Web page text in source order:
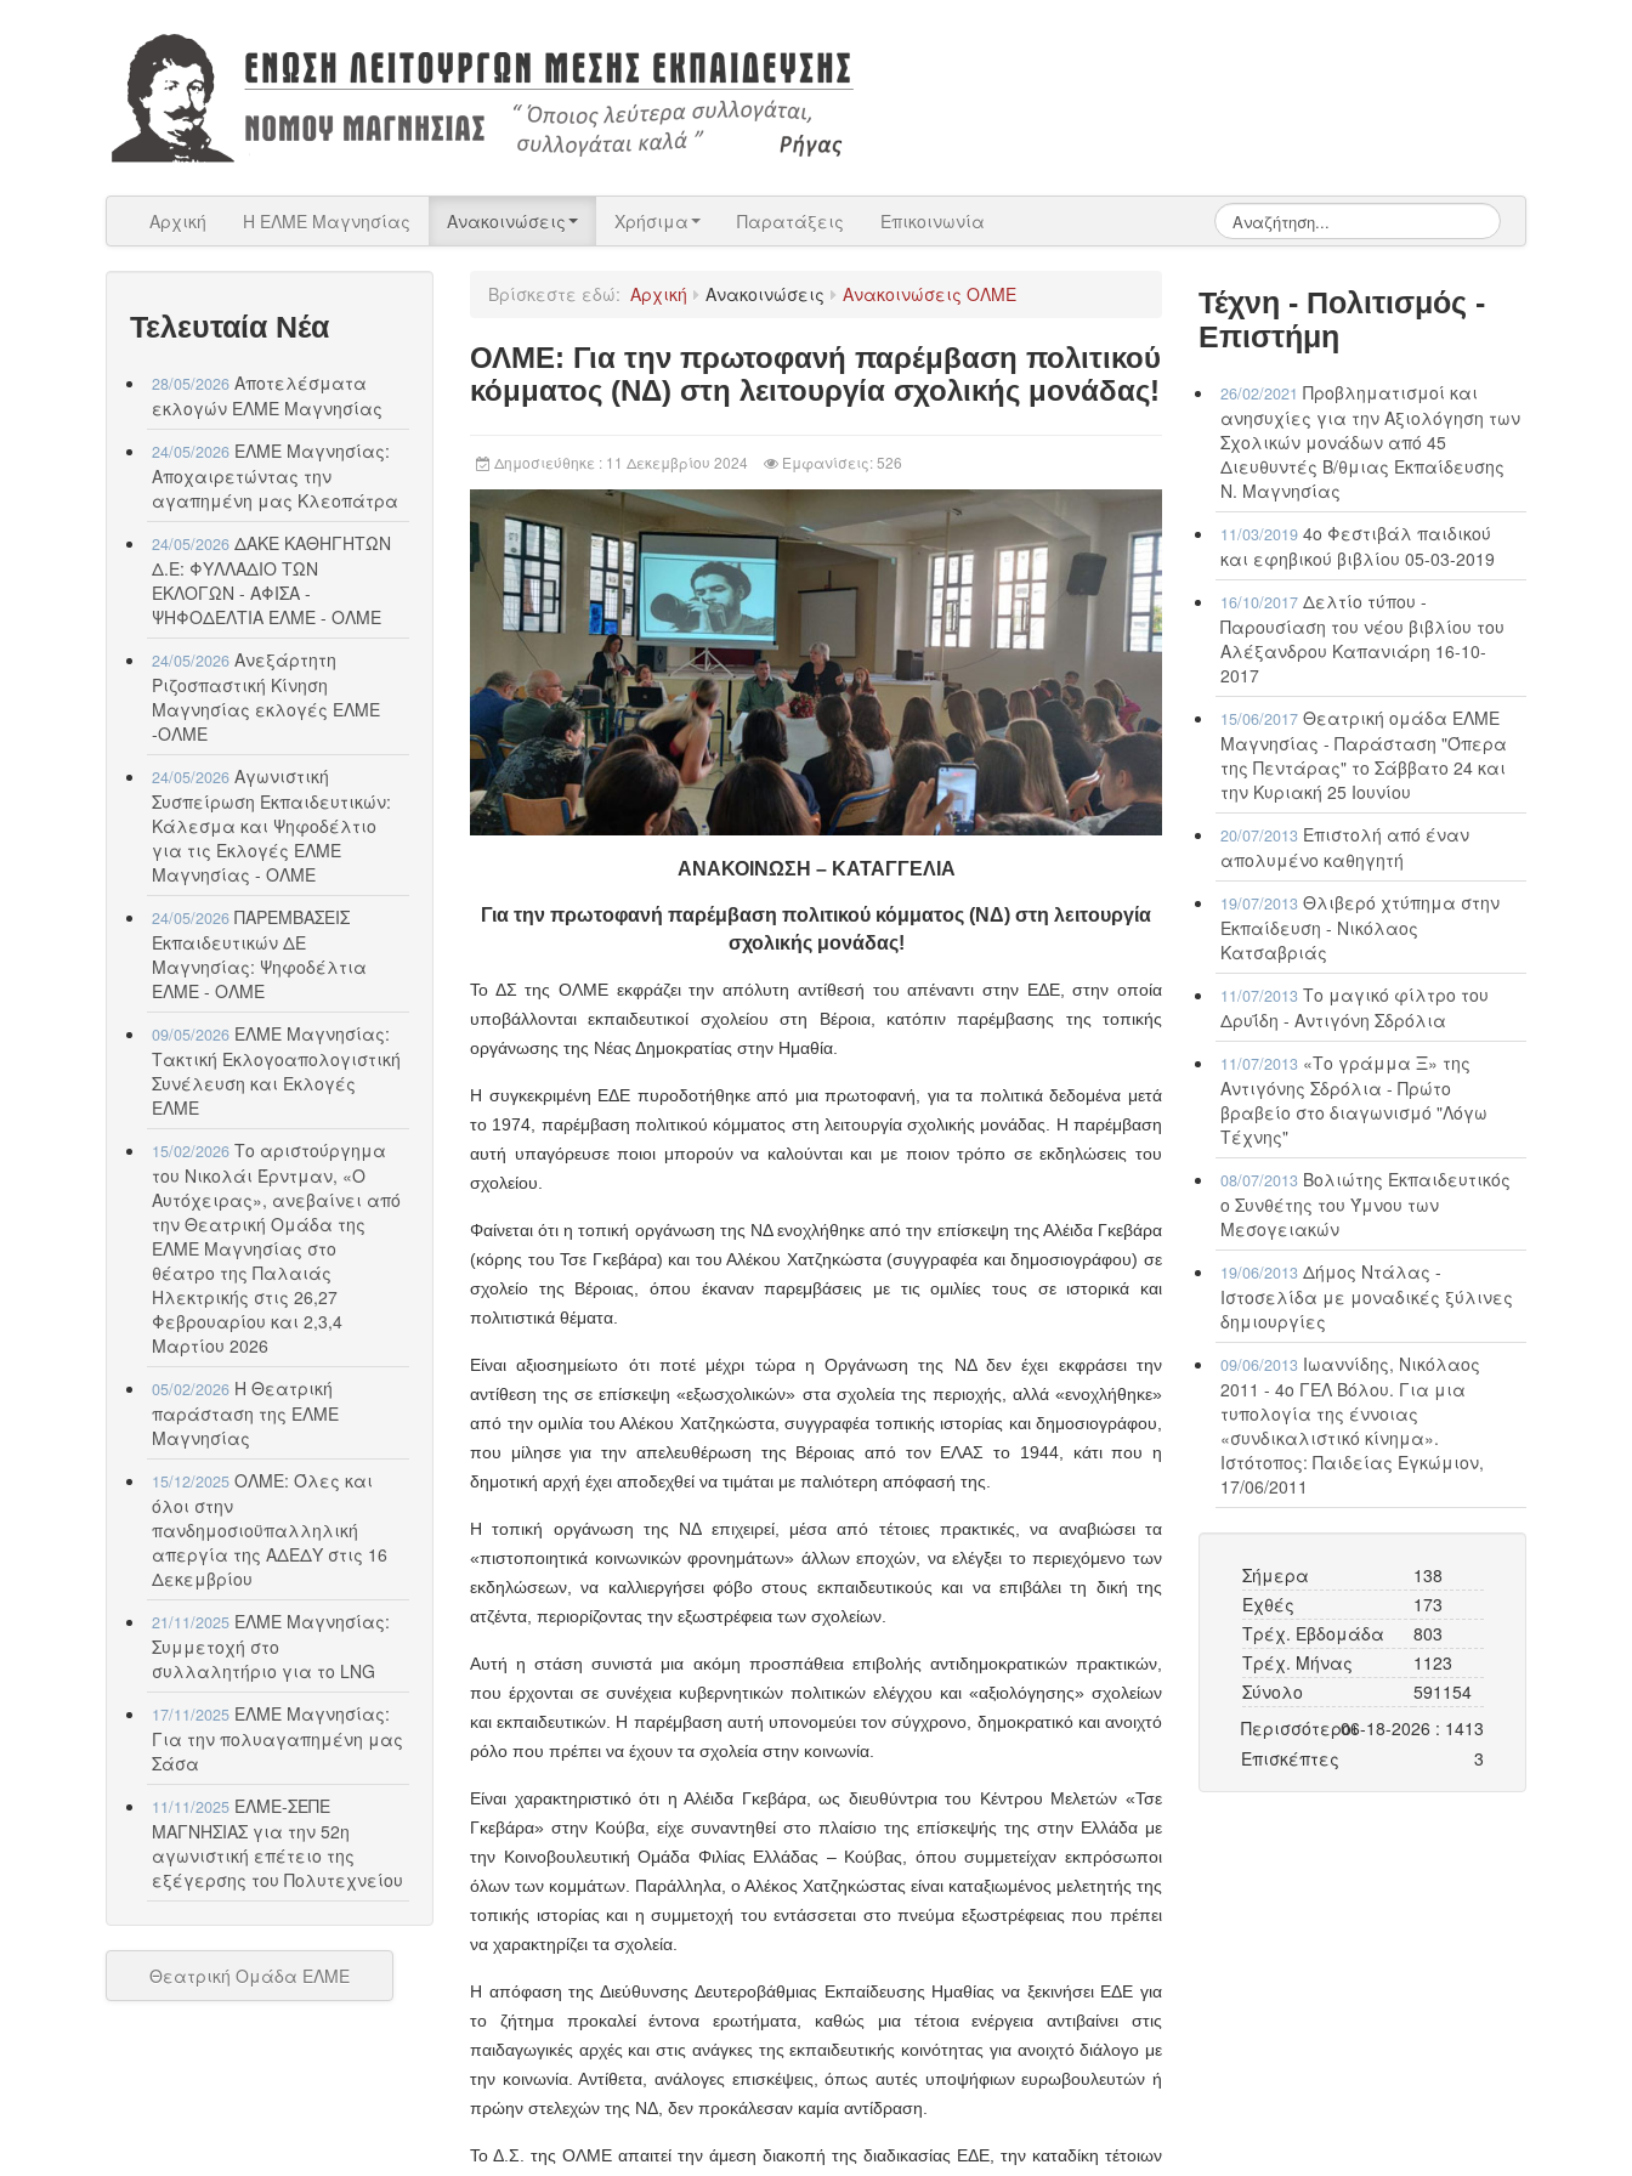
Αρχική Η ΕΛΜΕ Μαγνησίας Ανακοινώσεις Χρήσιμα Παρατάξεις Επικοινωνία
Τελευταία Νέα
28/05/2026 Αποτελέσματα
εκλογών ΕΛΜΕ Μαγνησίας
24/05/2026 ΕΛΜΕ Μαγνησίας:
Αποχαιρετώντας την
αγαπημένη μας Κλεοπάτρα
24/05/2026 ΔΑΚΕ ΚΑΘΗΓΗΤΩΝ
Δ.Ε: ΦΥΛΛΑΔΙΟ ΤΩΝ
ΕΚΛΟΓΩΝ - ΑΦΙΣΑ -
ΨΗΦΟΔΕΛΤΙΑ ΕΛΜΕ - ΟΛΜΕ
24/05/2026 Ανεξάρτητη
Ριζοσπαστική Κίνηση
Μαγνησίας εκλογές ΕΛΜΕ
-ΟΛΜΕ
24/05/2026 Αγωνιστική
Συσπείρωση Εκπαιδευτικών:
Κάλεσμα και Ψηφοδέλτιο
για τις Εκλογές ΕΛΜΕ
Μαγνησίας - ΟΛΜΕ
24/05/2026 ΠΑΡΕΜΒΑΣΕΙΣ
Εκπαιδευτικών ΔΕ
Μαγνησίας: Ψηφοδέλτια
ΕΛΜΕ - ΟΛΜΕ
09/05/2026 ΕΛΜΕ Μαγνησίας:
Τακτική Εκλογοαπολογιστική
Συνέλευση και Εκλογές
ΕΛΜΕ
15/02/2026 Το αριστούργημα
του Νικολάι Έρντμαν, «Ο
Αυτόχειρας», ανεβαίνει από
την Θεατρική Ομάδα της
ΕΛΜΕ Μαγνησίας στο
θέατρο της Παλαιάς
Ηλεκτρικής στις 26,27
Φεβρουαρίου και 2,3,4
Μαρτίου 2026
05/02/2026 Η Θεατρική
παράσταση της ΕΛΜΕ
Μαγνησίας
15/12/2025 ΟΛΜΕ: Όλες και
όλοι στην
πανδημοσιοϋπαλληλική
απεργία της ΑΔΕΔΥ στις 16
Δεκεμβρίου
21/11/2025 ΕΛΜΕ Μαγνησίας:
Συμμετοχή στο
συλλαλητήριο για το LNG
17/11/2025 ΕΛΜΕ Μαγνησίας:
Για την πολυαγαπημένη μας
Σάσα
11/11/2025 ΕΛΜΕ-ΣΕΠΕ
ΜΑΓΝΗΣΙΑΣ για την 52η
αγωνιστική επέτειο της
εξέγερσης του Πολυτεχνείου
Θεατρική Ομάδα ΕΛΜΕ
Βρίσκεστε εδώ: Αρχική Ανακοινώσεις Ανακοινώσεις ΟΛΜΕ
ΟΛΜΕ: Για την πρωτοφανή παρέμβαση πολιτικού
κόμματος (ΝΔ) στη λειτουργία σχολικής μονάδας!
Δημοσιεύθηκε : 11 Δεκεμβρίου 2024 Εμφανίσεις: 526
ΑΝΑΚΟΙΝΩΣΗ – ΚΑΤΑΓΓΕΛΙΑ
Για την πρωτοφανή παρέμβαση πολιτικού κόμματος (ΝΔ) στη λειτουργία
σχολικής μονάδας!
Το ΔΣ της ΟΛΜΕ εκφράζει την απόλυτη αντίθεσή του απέναντι στην ΕΔΕ, στην οποία
υποβάλλονται εκπαιδευτικοί σχολείου στη Βέροια, κατόπιν παρέμβασης της τοπικής
οργάνωσης της Νέας Δημοκρατίας στην Ημαθία.
Η συγκεκριμένη ΕΔΕ πυροδοτήθηκε από μια πρωτοφανή, για τα πολιτικά δεδομένα μετά
το 1974, παρέμβαση πολιτικού κόμματος στη λειτουργία σχολικής μονάδας. Η παρέμβαση
αυτή υπαγόρευσε ποιοι μπορούν να καλούνται και με ποιον τρόπο σε εκδηλώσεις του
σχολείου.
Φαίνεται ότι η τοπική οργάνωση της ΝΔ ενοχλήθηκε από την επίσκεψη της Αλέιδα Γκεβάρα
(κόρης του Τσε Γκεβάρα) και του Αλέκου Χατζηκώστα (συγγραφέα και δημοσιογράφου) σε
σχολείο της Βέροιας, όπου έκαναν παρεμβάσεις με τις ομιλίες τους σε ιστορικά και
πολιτιστικά θέματα.
Είναι αξιοσημείωτο ότι ποτέ μέχρι τώρα η Οργάνωση της ΝΔ δεν έχει εκφράσει την
αντίθεση της σε επίσκεψη «εξωσχολικών» στα σχολεία της περιοχής, αλλά «ενοχλήθηκε»
από την ομιλία του Αλέκου Χατζηκώστα, συγγραφέα τοπικής ιστορίας και δημοσιογράφου,
που μίλησε για την απελευθέρωση της Βέροιας από τον ΕΛΑΣ το 1944, κάτι που η
δημοτική αρχή έχει αποδεχθεί να τιμάται με παλιότερη απόφασή της.
Η τοπική οργάνωση της ΝΔ επιχειρεί, μέσα από τέτοιες πρακτικές, να αναβιώσει τα
«πιστοποιητικά κοινωνικών φρονημάτων» άλλων εποχών, να ελέγξει το περιεχόμενο των
εκδηλώσεων, να καλλιεργήσει φόβο στους εκπαιδευτικούς και να επιβάλει τη δική της
ατζέντα, περιορίζοντας την εξωστρέφεια των σχολείων.
Αυτή η στάση συνιστά μια ακόμη προσπάθεια επιβολής αντιδημοκρατικών πρακτικών,
που έρχονται σε συνέχεια κυβερνητικών πολιτικών ελέγχου και «αξιολόγησης» σχολείων
και εκπαιδευτικών. Η παρέμβαση αυτή υπονομεύει τον σύγχρονο, δημοκρατικό και ανοιχτό
ρόλο που πρέπει να έχουν τα σχολεία στην κοινωνία.
Είναι χαρακτηριστικό ότι η Αλέιδα Γκεβάρα, ως διευθύντρια του Κέντρου Μελετών «Τσε
Γκεβάρα» στην Κούβα, είχε συναντηθεί στο πλαίσιο της επίσκεψής της στην Ελλάδα με
την Κοινοβουλευτική Ομάδα Φιλίας Ελλάδας – Κούβας, όπου συμμετείχαν εκπρόσωποι
όλων των κομμάτων. Παράλληλα, ο Αλέκος Χατζηκώστας είναι καταξιωμένος μελετητής της
τοπικής ιστορίας και η συμμετοχή του εντάσσεται στο πνεύμα εξωστρέφειας που πρέπει
να χαρακτηρίζει τα σχολεία.
Η απόφαση της Διεύθυνσης Δευτεροβάθμιας Εκπαίδευσης Ημαθίας να ξεκινήσει ΕΔΕ για
το ζήτημα προκαλεί έντονα ερωτήματα, καθώς μια τέτοια ενέργεια αντιβαίνει στις
παιδαγωγικές αρχές και στις ανάγκες της εκπαιδευτικής κοινότητας για ανοιχτό διάλογο με
την κοινωνία. Αντίθετα, ανάλογες επισκέψεις, όπως αυτές υποψήφιων ευρωβουλευτών ή
πρώην στελεχών της ΝΔ, δεν προκάλεσαν καμία αντίδραση.
Το Δ.Σ. της ΟΛΜΕ απαιτεί την άμεση διακοπή της διαδικασίας ΕΔΕ, την καταδίκη τέτοιων
Τέχνη - Πολιτισμός -
Επιστήμη
26/02/2021 Προβληματισμοί και
ανησυχίες για την Αξιολόγηση των
Σχολικών μονάδων από 45
Διευθυντές Β/θμιας Εκπαίδευσης
Ν. Μαγνησίας
11/03/2019 4ο Φεστιβάλ παιδικού
και εφηβικού βιβλίου 05-03-2019
16/10/2017 Δελτίο τύπου -
Παρουσίαση του νέου βιβλίου του
Αλέξανδρου Καπανιάρη 16-10-
2017
15/06/2017 Θεατρική ομάδα ΕΛΜΕ
Μαγνησίας - Παράσταση "Όπερα
της Πεντάρας" το Σάββατο 24 και
την Κυριακή 25 Ιουνίου
20/07/2013 Επιστολή από έναν
απολυμένο καθηγητή
19/07/2013 Θλιβερό χτύπημα στην
Εκπαίδευση - Νικόλαος
Κατσαβριάς
11/07/2013 Το μαγικό φίλτρο του
Δρυΐδη - Αντιγόνη Σδρόλια
11/07/2013 «Το γράμμα Ξ» της
Αντιγόνης Σδρόλια - Πρώτο
βραβείο στο διαγωνισμό "Λόγω
Τέχνης"
08/07/2013 Βολιώτης Εκπαιδευτικός
ο Συνθέτης του Ύμνου των
Μεσογειακών
19/06/2013 Δήμος Ντάλας -
Ιστοσελίδα με μοναδικές ξύλινες
δημιουργίες
09/06/2013 Ιωαννίδης, Νικόλαος
2011 - 4ο ΓΕΛ Βόλου. Για μια
τυπολογία της έννοιας
«συνδικαλιστικό κίνημα».
Ιστότοπος: Παιδείας Εγκώμιον,
17/06/2011
Σήμερα
138
Εχθές
173
Τρέχ. Εβδομάδα
803
Τρέχ. Μήνας
1123
Σύνολο
591154
Περισσότεροι06-18-2026 : 1413
Επισκέπτες
3